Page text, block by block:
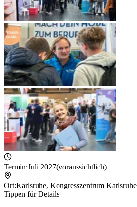
Termin:Juli 2027(voraussichtlich)
Ort:Karlsruhe, Kongresszentrum Karlsruhe
Tippen für Details